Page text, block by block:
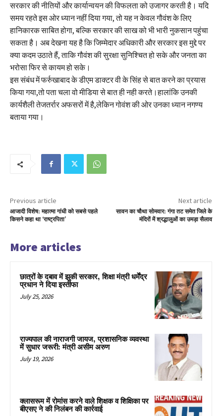
सरकार की नीतियों और कार्यान्वयन की विफलता को उजागर करती है। यदि
समय रहते इस ओर ध्यान नहीं दिया गया, तो यह न केवल गौवंश के लिए
हानिकारक साबित होगा, बल्कि सरकार की साख को भी भारी नुकसान पहुंचा
सकता है। अब देखना यह है कि जिम्मेदार अधिकारी और सरकार इस मुद्दे पर
क्या कदम उठाते हैं, ताकि गौवंश की सुरक्षा सुनिश्चित हो सके और जनता का
भरोसा फिर से कायम हो सके।
इस संबंध में फर्रुखाबाद के डीएम डाक्टर वी के सिंह से बात करने का प्रयास
किया गया,तो पता चला वो मीडिया से बात ही नही करते।हालांकि उनकी
कार्यशैली तेजतर्रार अफसरों में है,लेकिन गोवंश की ओर उनका ध्यान नगण्य
बताया गया।
Previous article
आजादी विशेष: महात्मा गांधी को सबसे पहले
किसने कहा था ‘राष्ट्रपिता’
Next article
सावन का चौथा सोमवार: गंगा तट समेत जिले के
मंदिरों में श्रद्धालुओं का उमड़ा सैलाव
More articles
छात्रों के दबाव में झुकी सरकार, शिक्षा मंत्री धर्मेंद्र
प्रधान ने दिया इस्तीफा
July 25, 2026
राज्यपाल की नाराजगी जायज, प्रशासनिक व्यवस्था
में सुधार जरूरी: मंत्री असीम अरुण
July 19, 2026
क्लासरूम में रोमांस करने वाले शिक्षक व शिक्षिका पर
बीएसए ने की निलंबन की कार्रवाई